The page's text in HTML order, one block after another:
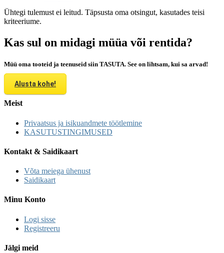
Ühtegi tulemust ei leitud. Täpsusta oma otsingut, kasutades teisi
kriteeriume.
Kas sul on midagi müüa või rentida?
Müü oma tooteid ja teenuseid siin TASUTA. See on lihtsam, kui sa arvad!
Alusta kohe!
Meist
Privaatsus ja isikuandmete töötlemine
KASUTUSTINGIMUSED
Kontakt & Saidikaart
Võta meiega ühenust
Saidikaart
Minu Konto
Logi sisse
Registreeru
Jälgi meid